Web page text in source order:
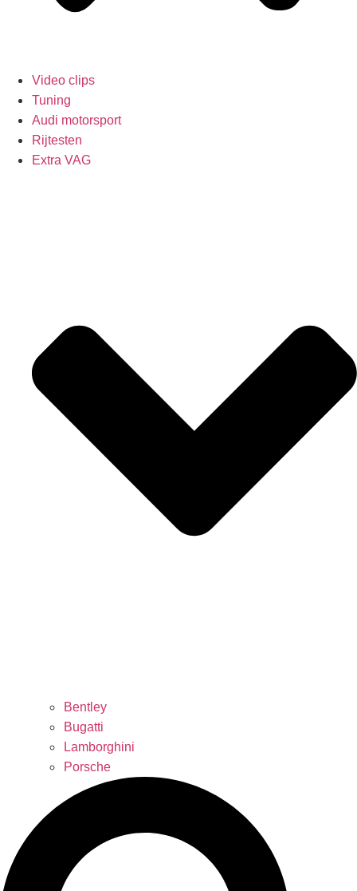
Video clips
Tuning
Audi motorsport
Rijtesten
Extra VAG
Bentley
Bugatti
Lamborghini
Porsche